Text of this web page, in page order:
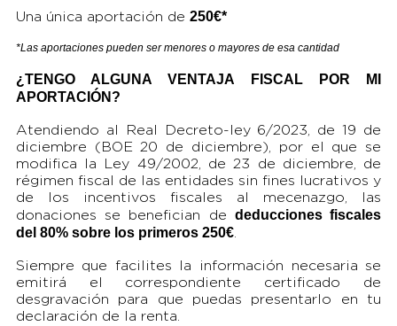
Una única aportación de 250€*
*Las aportaciones pueden ser menores o mayores de esa cantidad
¿TENGO ALGUNA VENTAJA FISCAL POR MI
APORTACIÓN?
Atendiendo al Real Decreto-ley 6/2023, de 19 de
diciembre (BOE 20 de diciembre), por el que se
modifica la Ley 49/2002, de 23 de diciembre, de
régimen fiscal de las entidades sin fines lucrativos y
de los incentivos fiscales al mecenazgo, las
donaciones se benefician de deducciones fiscales
del 80% sobre los primeros 250€.
Siempre que facilites la información necesaria se
emitirá el correspondiente certificado de
desgravación para que puedas presentarlo en tu
declaración de la renta.